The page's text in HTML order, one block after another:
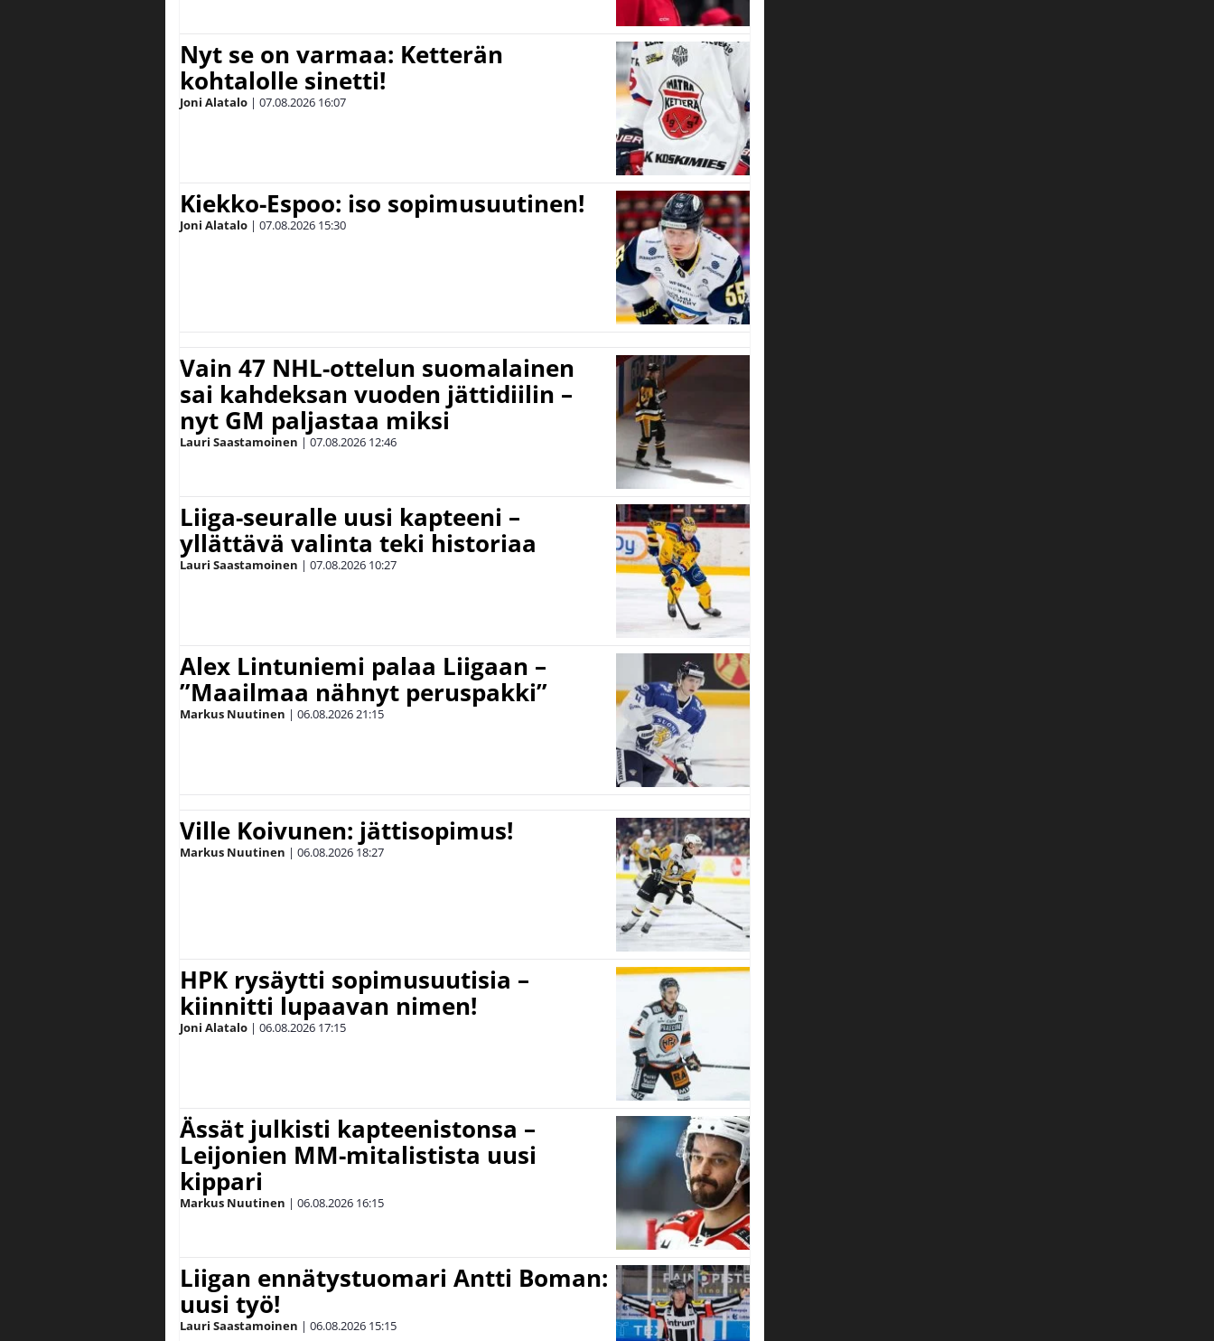
Nyt se on varmaa: Ketterän
kohtalolle sinetti!
Joni Alatalo | 07.08.2026 16:07
Kiekko-Espoo: iso sopimusuutinen!
Joni Alatalo | 07.08.2026 15:30
Vain 47 NHL-ottelun suomalainen
sai kahdeksan vuoden jättidiilin –
nyt GM paljastaa miksi
Lauri Saastamoinen | 07.08.2026 12:46
Liiga-seuralle uusi kapteeni –
yllättävä valinta teki historiaa
Lauri Saastamoinen | 07.08.2026 10:27
Alex Lintuniemi palaa Liigaan –
”Maailmaa nähnyt peruspakki”
Markus Nuutinen | 06.08.202621:15
Ville Koivunen: jättisopimus!
Markus Nuutinen | 06.08.2026 18:27
HPK rysäytti sopimusuutisia –
kiinnitti lupaavan nimen!
Joni Alatalo | 06.08.2026 17:15
Ässät julkisti kapteenistonsa –
Leijonien MM-mitalistista uusi
kippari
Markus Nuutinen | 06.08.2026 16:15
Liigan ennätystuomari Antti Boman:
uusi työ!
Lauri Saastamoinen | 06.08.2026 15:15